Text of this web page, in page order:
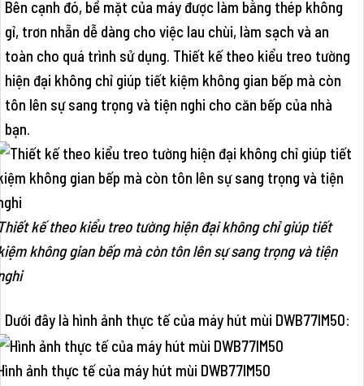
Bên cạnh đó, bề mặt của máy được làm bằng thép không
gỉ, trơn nhẵn dễ dàng cho việc lau chùi, làm sạch và an
toàn cho quá trình sử dụng. Thiết kế theo kiểu treo tường
hiện đại không chỉ giúp tiết kiệm không gian bếp mà còn
tôn lên sự sang trọng và tiện nghi cho căn bếp của nhà
bạn.
kế theo kiểu treo tường hiện đại không chỉ giúp tiết
không gian bếp mà còn tôn lên sự sang trọng và tiện
Dưới đây là hình ảnh thực tế của máy hút mùi DWB77IM50:
ảnh thực tế của máy hút mùi DWB77IM50